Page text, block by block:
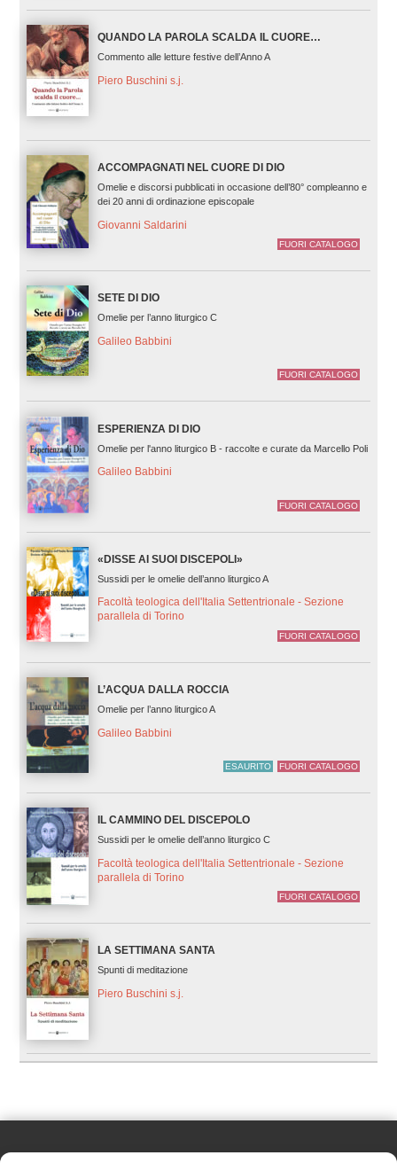
QUANDO LA PAROLA SCALDA IL CUORE…
Commento alle letture festive dell’Anno A
Piero Buschini s.j.
ACCOMPAGNATI NEL CUORE DI DIO
Omelie e discorsi pubblicati in occasione dell’80° compleanno e
dei 20 anni di ordinazione episcopale
Giovanni Saldarini
FUORI CATALOGO
SETE DI DIO
Omelie per l’anno liturgico C
Galileo Babbini
FUORI CATALOGO
ESPERIENZA DI DIO
Omelie per l'anno liturgico B - raccolte e curate da Marcello Poli
Galileo Babbini
FUORI CATALOGO
«DISSE AI SUOI DISCEPOLI»
Sussidi per le omelie dell’anno liturgico A
Facoltà teologica dell'Italia Settentrionale - Sezione
parallela di Torino
FUORI CATALOGO
L’ACQUA DALLA ROCCIA
Omelie per l’anno liturgico A
Galileo Babbini
ESAURITO FUORI CATALOGO
IL CAMMINO DEL DISCEPOLO
Sussidi per le omelie dell’anno liturgico C
Facoltà teologica dell'Italia Settentrionale - Sezione
parallela di Torino
FUORI CATALOGO
LA SETTIMANA SANTA
Spunti di meditazione
Piero Buschini s.j.